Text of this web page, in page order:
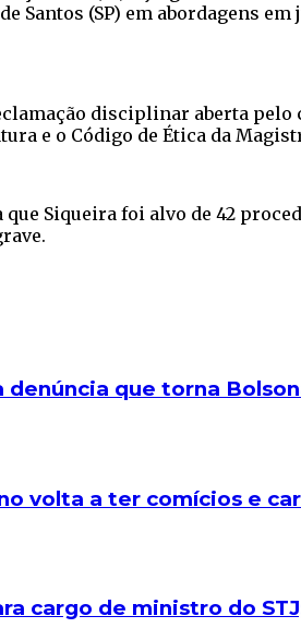
Santos (SP) em abordagens
disciplinar aberta
e o Código de Ética da
Siqueira foi alvo de 42
que torna
volta a ter comícios e
cargo de ministro do